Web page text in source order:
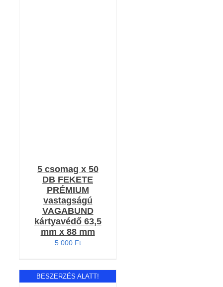
5 csomag x 50
DB FEKETE
PRÉMIUM
vastagságú
VAGABUND
kártyavédő 63,5
mm x 88 mm
5 000 Ft
BESZERZÉS ALATT!